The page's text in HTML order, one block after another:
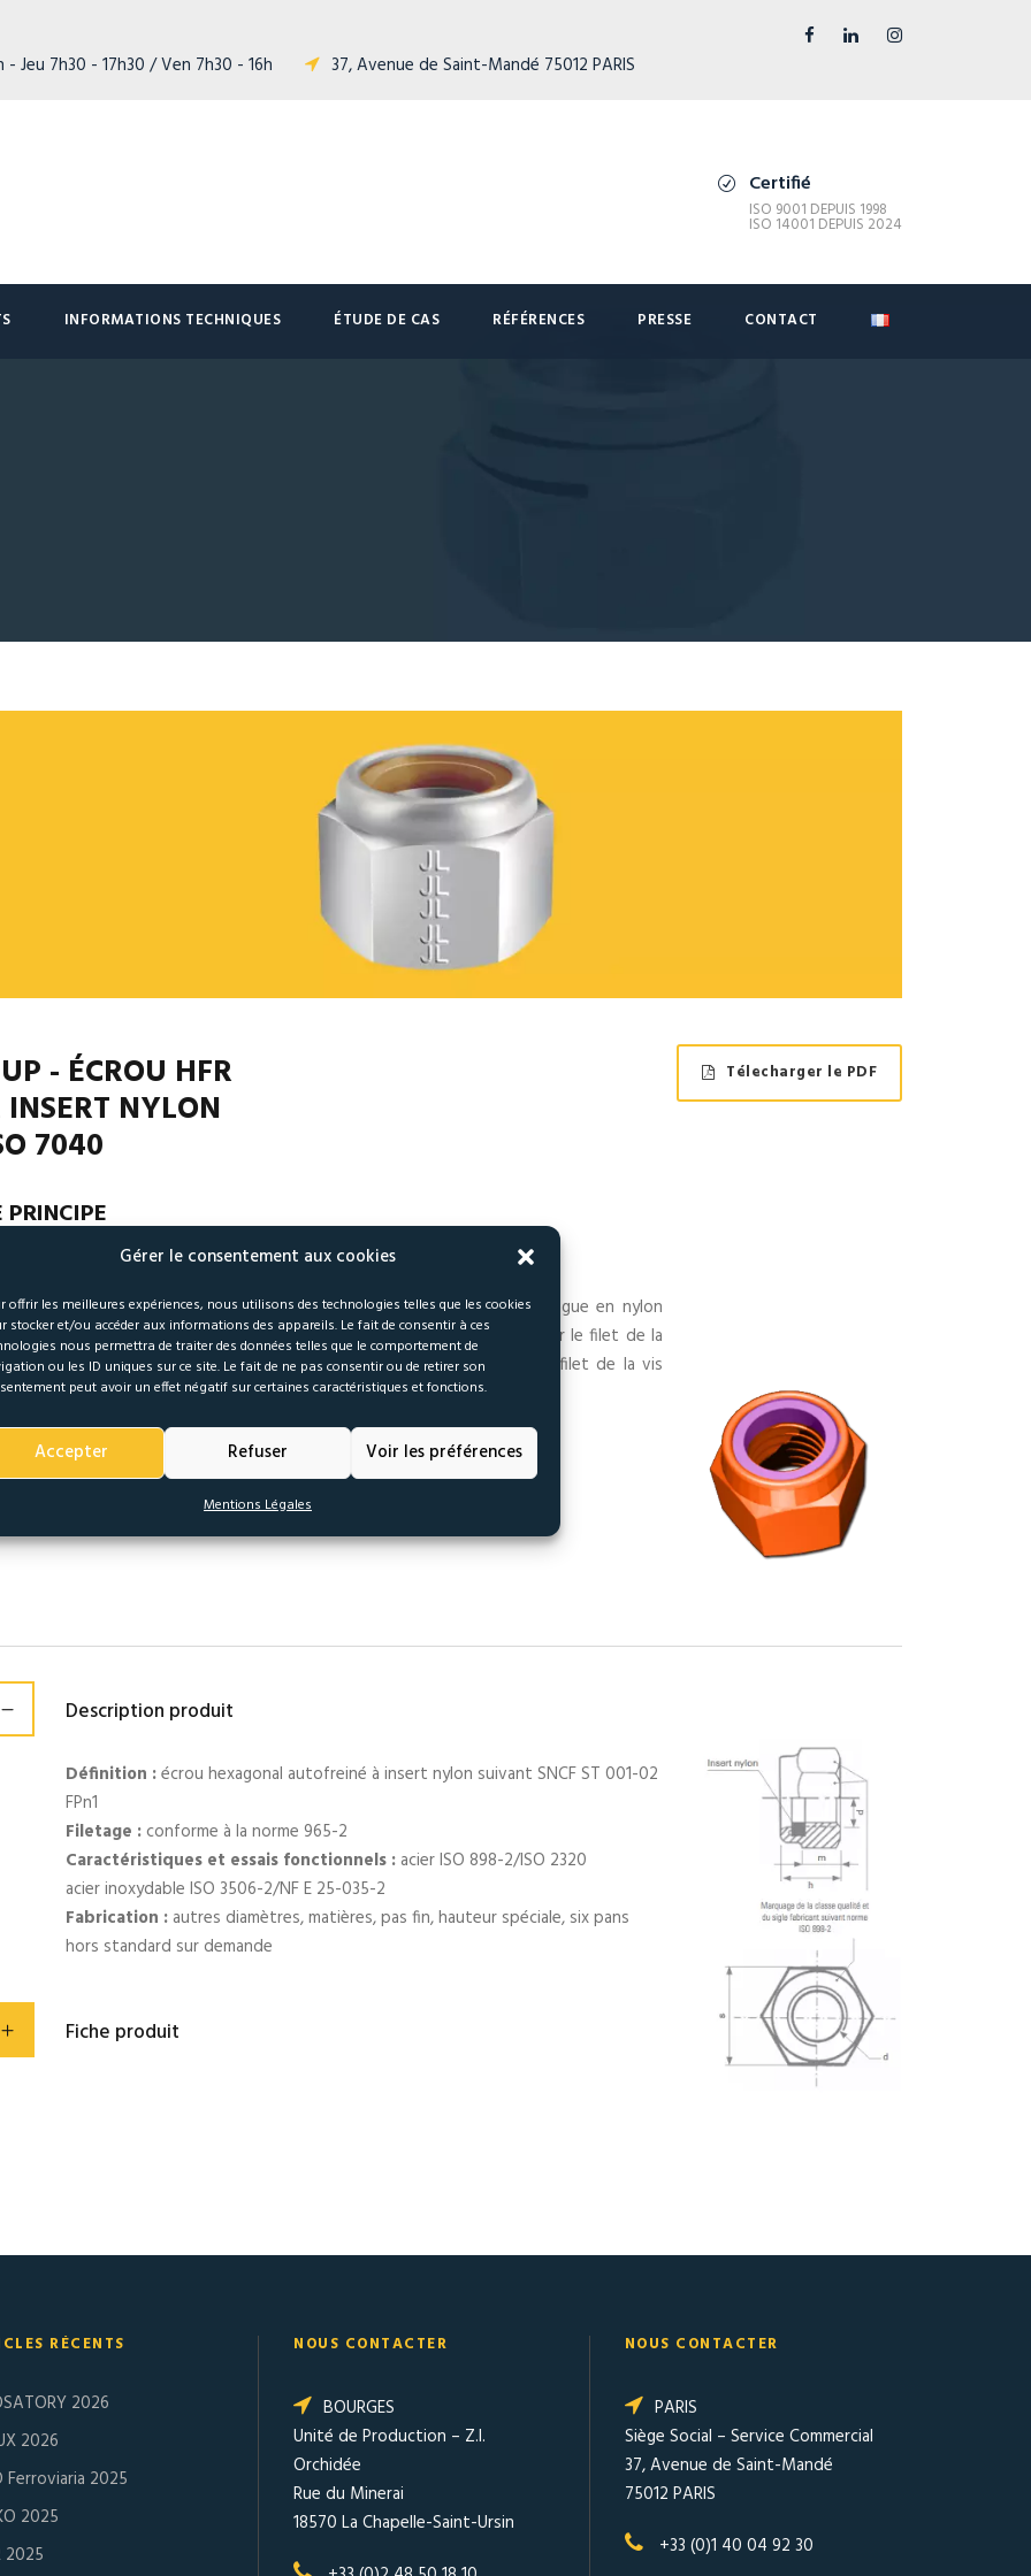
Gérer le consentement aux cookies
offrir les meilleures expériences, nous utilisons des technologies telles que les cookies
stocker et/ou accéder aux informations des appareils. Le fait de consentir à ces
nous permettra de traiter des données telles que le comportement de
ou les ID uniques sur ce site. Le fait de ne pas consentir ou de retirer son
peut avoir un effet négatif sur certaines caractéristiques et fonctions.
Accepter Refuser Voir les préférences
Mentions Légales
- Jeu 7h30 - 17h30 / Ven 7h30 - 16h 37, Avenue de Saint-Mandé 75012 PARIS
Certifié
ISO 9001 DEPUIS 1998
ISO 14001 DEPUIS 2024
INFORMATIONS TECHNIQUES ÉTUDE DE CAS RÉFÉRENCES PRESSE CONTACT
- ÉCROU HFR
NYLON
7040
Télecharger le PDF
PRINCIPE
HEXAGONAL NORMAL AUTOFREINÉ À ANNEAU NON MÉTALLIQUE
d’autofreinage de l’écrou HUP (ISO 7040) est de sertir une bague en nylon
sur la partie supérieure. Lors du montage, la bague est déformée par le filet de la
et crée une empreinte dans la bague. Cette empreinte comprimant le filet de la vis
de créer un couple de freinage constant (dit autofreinage).
en température de la bague nylon standard : -40°C à +120°C
en température de la bague nylon marron : -40°C à +230°C
Description produit
Définition :écrou hexagonal autofreiné à insert nylon suivant SNCF ST 001-02
FPn1
Filetage :conforme à la norme 965-2
Caractéristiques et essais fonctionnels :acier ISO 898-2/ISO 2320
acier inoxydable ISO 3506-2/NF E 25-035-2
Fabrication :autres diamètres, matières, pas fin, hauteur spéciale, six pans
hors standard sur demande
Fiche produit
RÉCENTS
2026
2026
Ferroviaria 2025
2025
2025
NOUS CONTACTER
BOURGES
Unité de Production – Z.I.
Orchidée
Rue du Minerai
18570 La Chapelle-Saint-Ursin
NOUS CONTACTER
PARIS
Siège Social – Service Commercial
37, Avenue de Saint-Mandé
75012 PARIS
+33 (0)1 40 04 92 30